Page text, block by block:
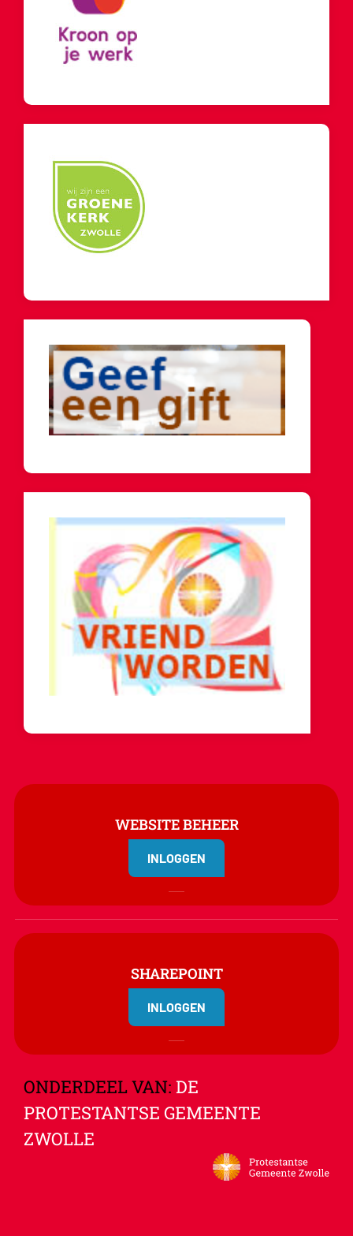
WEBSITE BEHEER
INLOGGEN
SHAREPOINT
INLOGGEN
ONDERDEEL VAN: DE
PROTESTANTSE GEMEENTE
ZWOLLE